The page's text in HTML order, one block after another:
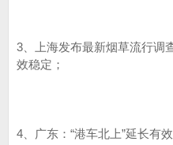
3、上海发布最新烟草流行调
效稳定；
4、广东：“港车北上”延长有